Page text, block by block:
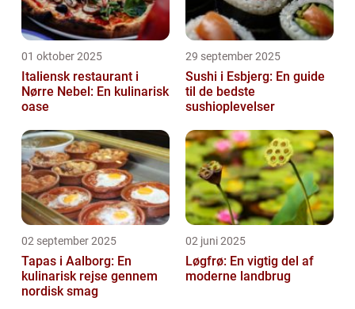
01 oktober 2025
Italiensk restaurant i
Nørre Nebel: En kulinarisk
oase
29 september 2025
Sushi i Esbjerg: En guide
til de bedste
sushioplevelser
02 september 2025
Tapas i Aalborg: En
kulinarisk rejse gennem
nordisk smag
02 juni 2025
Løgfrø: En vigtig del af
moderne landbrug